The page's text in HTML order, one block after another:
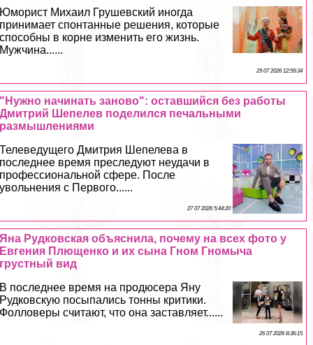
Юморист Михаил Грушевский иногда
принимает спонтанные решения, которые
способны в корне изменить его жизнь.
Мужчина......
29 07 2026 12:59:34
"Нужно начинать заново": оставшийся без работы
Дмитрий Шепелев поделился печальными
размышлениями
Телеведущего Дмитрия Шепелева в
последнее время преследуют неудачи в
профессиональной сфере. После
увольнения с Первого......
27 07 2026 5:44:20
Яна Рудковская объяснила, почему на всех фото у
Евгения Плющенко и их сына Гном Гномыча
грустный вид
В последнее время на продюсера Яну
Рудковскую посыпались тонны критики.
Фолловеры считают, что она заставляет......
26 07 2026 8:36:15